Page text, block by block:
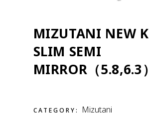
MIZUTANI NEW
SLIM SEMI
MIRROR（5.8,6.3）
CATEGORY: Mizutani